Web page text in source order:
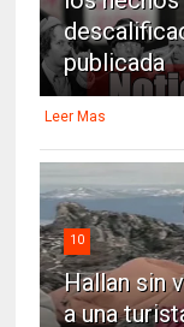
publicada
Leer Mas
10
Hallan sin
a una